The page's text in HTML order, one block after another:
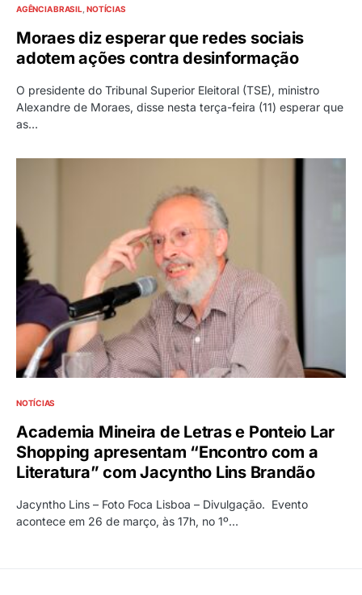
AGÊNCIA BRASIL NOTÍCIAS
Moraes diz esperar que redes sociais
adotem ações contra desinformação
O presidente do Tribunal Superior Eleitoral (TSE), ministro
Alexandre de Moraes, disse nesta terça-feira (11) esperar que
as…
NOTÍCIAS
Academia Mineira de Letras e Ponteio Lar
Shopping apresentam “Encontro com a
Literatura” com Jacyntho Lins Brandão
Jacyntho Lins – Foto Foca Lisboa – Divulgação. Evento
acontece em 26 de março, às 17h, no 1º…